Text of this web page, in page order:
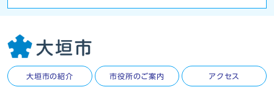
大垣市の紹介 市役所のご案内 アクセス